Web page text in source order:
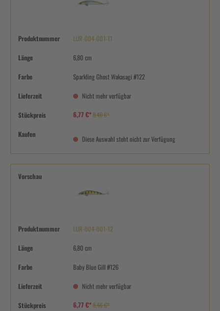
Produktnummer LUR-004-001-11
Länge 6,80 cm
Farbe Sparkling Ghost Wakasagi #122
Lieferzeit Nicht mehr verfügbar
Stückpreis 6,77 €*8,46 €*
Kaufen
Diese Auswahl steht nicht zur Verfügung
Vorschau
Produktnummer LUR-004-001-12
Länge 6,80 cm
Farbe Baby Blue Gill #126
Lieferzeit Nicht mehr verfügbar
Stückpreis 6,77 €*8,46 €*